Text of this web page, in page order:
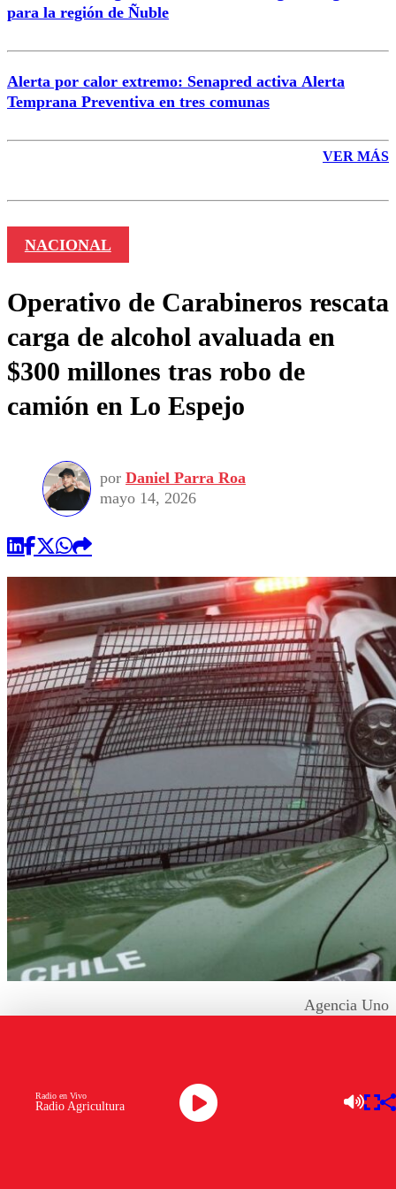
para la región de Ñuble
Alerta por calor extremo: Senapred activa Alerta
Temprana Preventiva en tres comunas
VER MÁS
NACIONAL
Operativo de Carabineros rescata
carga de alcohol avaluada en
$300 millones tras robo de
camión en Lo Espejo
por Daniel Parra Roa
mayo 14, 2026
Agencia Uno
operativo que terminó con dos detenidos en la región
Metropolitana.
Radio Agricultura
Radio en Vivo